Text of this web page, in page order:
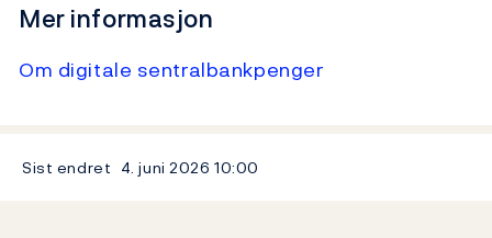
Mer informasjon
Om digitale sentralbankpenger
Sist endret 4. juni 202610:00